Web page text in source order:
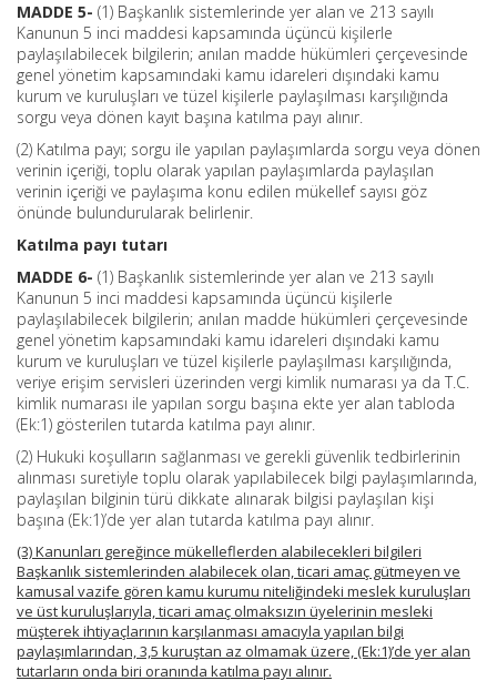
MADDE 5- (1) Başkanlık sistemlerinde yer alan ve 213 sayılı
Kanunun 5 inci maddesi kapsamında üçüncü kişilerle
paylaşılabilecek bilgilerin; anılan madde hükümleri çerçevesinde
genel yönetim kapsamındaki kamu idareleri dışındaki kamu
kurum ve kuruluşları ve tüzel kişilerle paylaşılması karşılığında
sorgu veya dönen kayıt başına katılma payı alınır.
(2) Katılma payı; sorgu ile yapılan paylaşımlarda sorgu veya dönen
verinin içeriği, toplu olarak yapılan paylaşımlarda paylaşılan
verinin içeriği ve paylaşıma konu edilen mükellef sayısı göz
önünde bulundurularak belirlenir.
Katılma payı tutarı
MADDE 6- (1) Başkanlık sistemlerinde yer alan ve 213 sayılı
Kanunun 5 inci maddesi kapsamında üçüncü kişilerle
paylaşılabilecek bilgilerin; anılan madde hükümleri çerçevesinde
genel yönetim kapsamındaki kamu idareleri dışındaki kamu
kurum ve kuruluşları ve tüzel kişilerle paylaşılması karşılığında,
veriye erişim servisleri üzerinden vergi kimlik numarası ya da T.C.
kimlik numarası ile yapılan sorgu başına ekte yer alan tabloda
(Ek:1) gösterilen tutarda katılma payı alınır.
(2) Hukuki koşulların sağlanması ve gerekli güvenlik tedbirlerinin
alınması suretiyle toplu olarak yapılabilecek bilgi paylaşımlarında,
paylaşılan bilginin türü dikkate alınarak bilgisi paylaşılan kişi
başına (Ek:1)’de yer alan tutarda katılma payı alınır.
(3) Kanunları gereğince mükelleflerden alabilecekleri bilgileri
Başkanlık sistemlerinden alabilecek olan, ticari amaç gütmeyen ve
kamusal vazife gören kamu kurumu niteliğindeki meslek kuruluşları
ve üst kuruluşlarıyla, ticari amaç olmaksızın üyelerinin mesleki
müşterek ihtiyaçlarının karşılanması amacıyla yapılan bilgi
paylaşımlarından, 3,5 kuruştan az olmamak üzere, (Ek:1)’de yer alan
tutarların onda biri oranında katılma payı alınır.